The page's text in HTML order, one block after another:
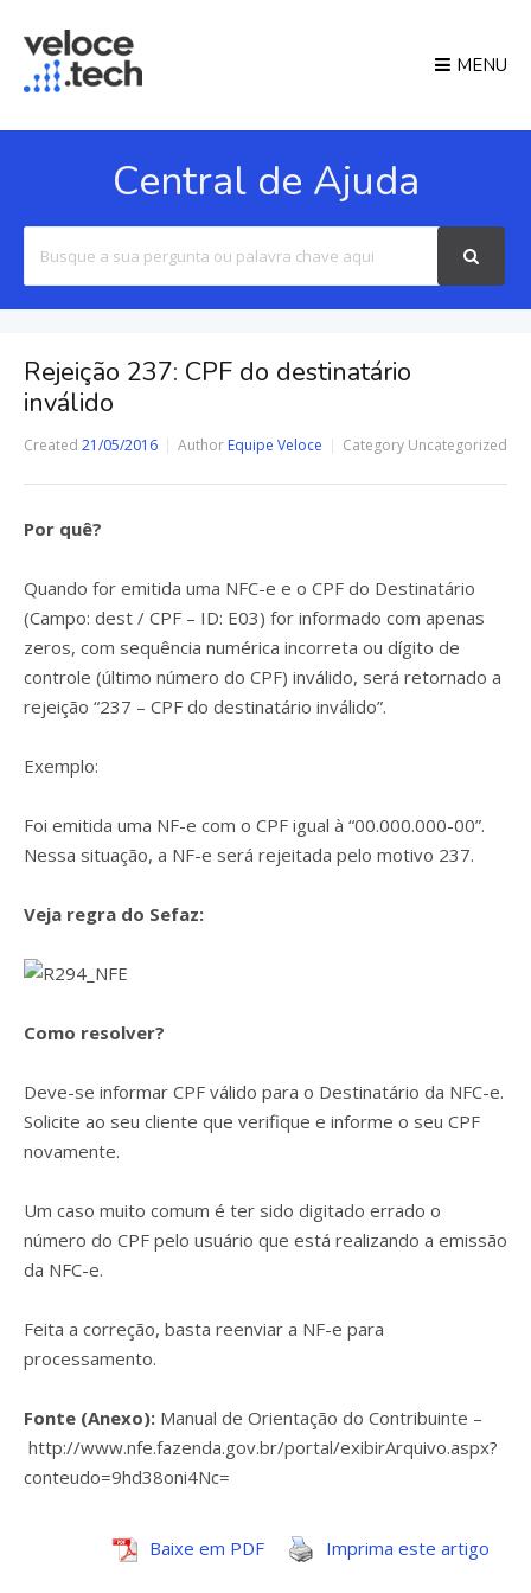
MENU
Central de Ajuda
For
Rejeição 237: CPF do destinatário
inválido
Created 21/05/2016 Author Equipe Veloce Category Uncategorized
Por quê?
Quando for emitida uma NFC-e e o CPF do Destinatário
(Campo: dest / CPF – ID: E03) for informado com apenas
zeros, com sequência numérica incorreta ou dígito de
controle (último número do CPF) inválido, será retornado a
rejeição “237 – CPF do destinatário inválido”.
Exemplo:
Foi emitida uma NF-e com o CPF igual à “00.000.000-00”.
Nessa situação, a NF-e será rejeitada pelo motivo 237.
Veja regra do Sefaz:
Como resolver?
Deve-se informar CPF válido para o Destinatário da NFC-e.
Solicite ao seu cliente que verifique e informe o seu CPF
novamente.
Um caso muito comum é ter sido digitado errado o
número do CPF pelo usuário que está realizando a emissão
da NFC-e.
Feita a correção, basta reenviar a NF-e para
processamento.
Fonte (Anexo): Manual de Orientação do Contribuinte –
http://www.nfe.fazenda.gov.br/portal/exibirArquivo.aspx?
conteudo=9hd38oni4Nc=
Baixe em PDF Imprima este artigo